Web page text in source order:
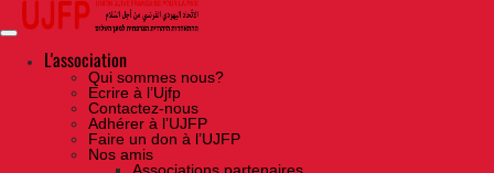
Skip
the
contentL'association
Qui sommes nous?
Ecrire à l’Ujfp
Contactez-nous
Adhérer à l’UJFP
Faire un don à l’UJFP
Nos amis